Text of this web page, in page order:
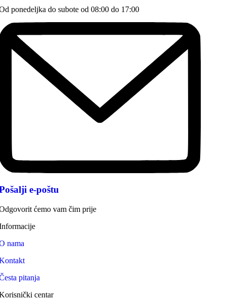
ponedeljka do subote od 08:00 do 17:00
e-poštu
ćemo vam čim prije
nama
pitanja
centar